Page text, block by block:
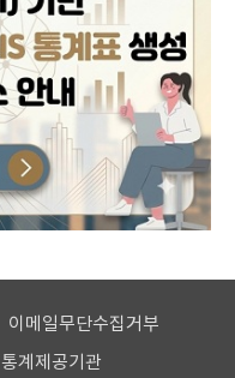
이메일무단수집거부
통계제공기관